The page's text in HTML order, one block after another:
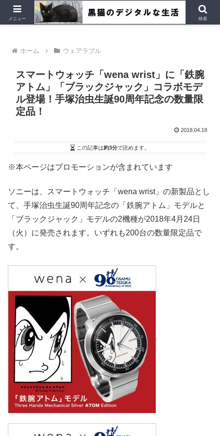
デジタルデバイス、Ubuntu など
ホーム ウェアラブル
スマートウォッチ「wena wrist」に「鉄腕
アトム」「ブラックジャック」コラボモデ
ル登場！手塚治虫生誕90周年記念の数量限
定品！
2018.04.18
この記事は約3分で読めます。
※本ページはプロモーションが含まれています
ソニーは、スマートウォッチ「wena wrist」の新製品とし
て、手塚治虫生誕90周年記念の「鉄腕アトム」モデルと
「ブラックジャック」モデルの2機種が2018年4月24日
（火）に発売されます。いずれも200台の数量限定品で
す。
メニュー 検索